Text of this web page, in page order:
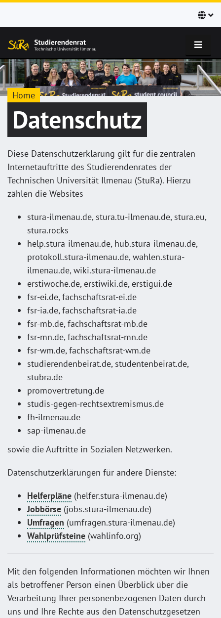
Home
Datenschutz
Diese Datenschutzerklärung gilt für die zentralen
Internetauftritte des Studierendenrates der
Technischen Universität Ilmenau (StuRa). Hierzu
zählen die Websites
stura-ilmenau.de, stura.tu-ilmenau.de, stura.eu,
stura.rocks
help.stura-ilmenau.de, hub.stura-ilmenau.de,
protokoll.stura-ilmenau.de, wahlen.stura-
ilmenau.de, wiki.stura-ilmenau.de
erstiwoche.de, erstiwiki.de, erstigui.de
fsr-ei.de, fachschaftsrat-ei.de
fsr-ia.de, fachschaftsrat-ia.de
fsr-mb.de, fachschaftsrat-mb.de
fsr-mn.de, fachschaftsrat-mn.de
fsr-wm.de, fachschaftsrat-wm.de
studierendenbeirat.de, studentenbeirat.de,
stubra.de
promovertretung.de
studis-gegen-rechtsextremismus.de
fh-ilmenau.de
sap-ilmenau.de
sowie die Auftritte in Sozialen Netzwerken.
Datenschutzerklärungen für andere Dienste:
Helferpläne (helfer.stura-ilmenau.de)
Jobbörse (jobs.stura-ilmenau.de)
Umfragen (umfragen.stura-ilmenau.de)
Wahlprüfsteine (wahlinfo.org)
Mit den folgenden Informationen möchten wir Ihnen
als betroffener Person einen Überblick über die
Verarbeitung Ihrer personenbezogenen Daten durch
uns und Ihre Rechte aus den Datenschutzgesetzen